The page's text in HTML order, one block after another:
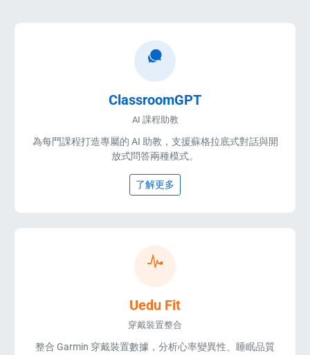
ClassroomGPT
AI 課程助教
為每門課程打造專屬的 AI 助教，支援蘇格拉底式對話與開
放式問答兩種模式。
了解更多
Uedu Fit
穿戴裝置整合
整合 Garmin 穿戴裝置數據，分析心率變異性、睡眠品質